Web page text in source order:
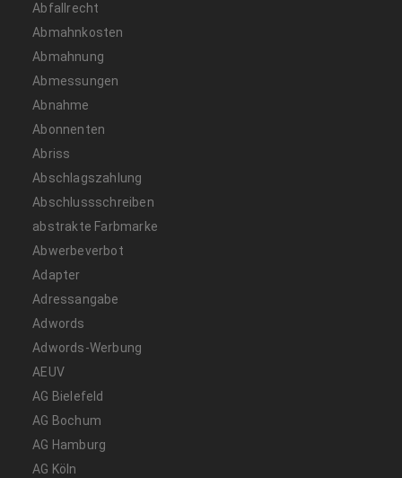
Abfallrecht
Abmahnkosten
Abmahnung
Abmessungen
Abnahme
Abonnenten
Abriss
Abschlagszahlung
Abschlussschreiben
abstrakte Farbmarke
Abwerbeverbot
Adapter
Adressangabe
Adwords
Adwords-Werbung
AEUV
AG Bielefeld
AG Bochum
AG Hamburg
AG Köln